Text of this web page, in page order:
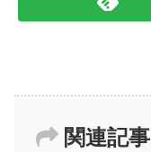
関連記事